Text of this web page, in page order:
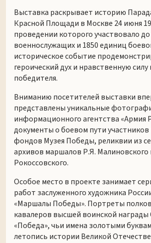
Выставка раскрывает историю
Красной Площади в Москве 24 июня
проведении которого участвовало до
военнослужащих и 1850 единиц
историческое событие
героический дух и нравственную
победителя.
Вниманию посетителей выставки
представлены уникальные
информационного агентства «Армия
документы о боевом пути участников
фондов Музея Победы, реликвии из
архивов маршалов Р.Я. Малиновского
Рокоссовского.
Особое место в проекте занимает
работ заслуженного художника
«Маршалы Победы». Портреты
кавалеров высшей воинской
«Победа», чьи имена золотыми
летопись истории Великой